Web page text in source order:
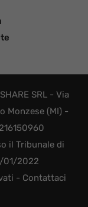
SRL - Via
Monzese (MI) -
il Tribunale di
01/2022
- Contattaci